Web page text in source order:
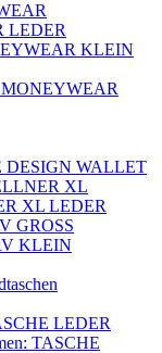
LEDER
KLEIN
MONEYWEAR
DESIGN WALLET
XL
XL LEDER
GROSS
KLEIN
LEDER
TASCHE